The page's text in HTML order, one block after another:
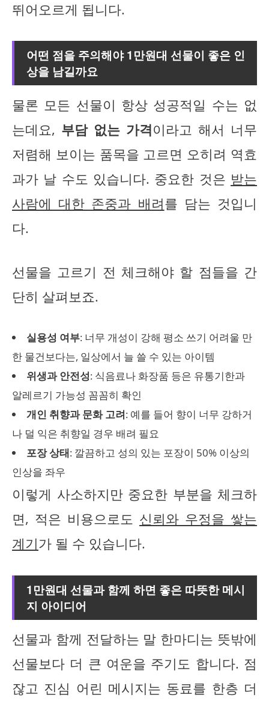
뛰어오르게 됩니다.
어떤 점을 주의해야 1만원대 선물이 좋은 인
상을 남길까요
물론 모든 선물이 항상 성공적일 수는 없
는데요, 부담 없는 가격이라고 해서 너무
저렴해 보이는 품목을 고르면 오히려 역효
과가 날 수도 있습니다. 중요한 것은 받는
사람에 대한 존중과 배려를 담는 것입니
다.
선물을 고르기 전 체크해야 할 점들을 간
단히 살펴보죠.
실용성 여부: 너무 개성이 강해 평소 쓰기 어려울 만
한 물건보다는, 일상에서 늘 쓸 수 있는 아이템
위생과 안전성: 식음료나 화장품 등은 유통기한과
알레르기 가능성 꼼꼼히 확인
개인 취향과 문화 고려: 예를 들어 향이 너무 강하거
나 덜 익은 취향일 경우 배려 필요
포장 상태: 깔끔하고 성의 있는 포장이 50% 이상의
인상을 좌우
이렇게 사소하지만 중요한 부분을 체크하
면, 적은 비용으로도 신뢰와 우정을 쌓는
계기가 될 수 있습니다.
1만원대 선물과 함께 하면 좋은 따뜻한 메시
지 아이디어
선물과 함께 전달하는 말 한마디는 뜻밖에
선물보다 더 큰 여운을 주기도 합니다. 점
잖고 진심 어린 메시지는 동료를 한층 더